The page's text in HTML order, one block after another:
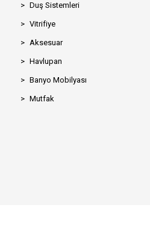
Duş Sistemleri
Vitrifiye
Aksesuar
Havlupan
Banyo Mobilyası
Mutfak